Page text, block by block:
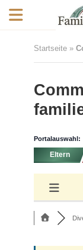
Startseite»
Portalauswahl:
Eltern